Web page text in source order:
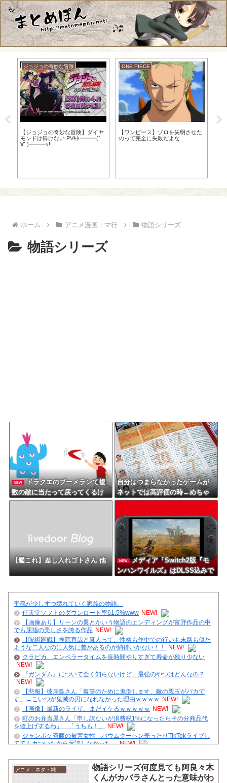
ジョジョの奇妙な冒険
【ジョジョの奇妙な冒険】ダイヤ
モンドは砕けない PVｷﾀ━━━(ﾟ
∀ﾟ)━━━ｯ!!
ONE PIECE
【ワンピース】ゾロを失明させた
のって完全に失敗だよな
ホーム アニメ漫画：マ行 物語シリーズ
物語シリーズ
NEW
ドラクエのブーメランて複
数の敵に当たって戻ってくるけ
ど
自分はつまらなかったゲームが
ネットでは高評価の時←めちゃ
くちゃムカつくよな
【艦これ】差し入れゴトさん 他 NEW
メディア「Switch2版『モ
ンハンワイルズ』はDLSS込みで
平穏が少しずつ壊れていく家族の物語。
任天堂ソフトのダウンロード率61.5%www NEW!
【画像あり】リーンの翼とかいう物語のエンディングが富野作品の中
でも屈指の美しさを誇る作品 NEW!
【呪術廻戦】禪院直哉と真人って、性格も作中での行いも末路も似た
ような二人なのに人気に差があるのが納得いかない！！
NEW!
クラピカ、エンペラータイムを長時間やりすぎて寿命が残り少ない
NEW!
『ガンダム』について全く知らないけど、最強のやつはどんなの？
NEW!
【悲報】彼岸島さん「復讐のために鬼倒します、敵の親玉がバカで
す」←こいつが鬼滅の刃になれなかった理由ｗｗｗｗ
NEW!
【画像】最新のライザ、まだイケるｗｗｗｗｗ
NEW!
町のお弁当屋さん「申し訳ないが消費税1%になったらその分商品代
を値上げするわ」 「うちも！」
NEW!
ジャンポケ斉藤の被害女性「バウムクーヘン売ったりTikTokライブし
ててムカついたから示談しなかった」 NEW!
ライブ！蓮ノ空】 NEW!
【速報】キングダムで初めて｢ん？｣ってなったシーン、完全に一致し
てしまうｗｗｗｗｗｗｗｗｗｗｗｗｗ NEW!
アニメ：ネタ・雑談・ニュース
物語シリーズ何度見ても阿良々木
くんがカバラさんとった意味がわ